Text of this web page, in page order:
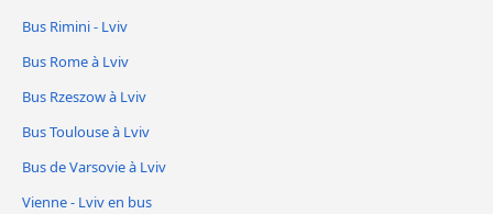
Bus Rimini - Lviv
Bus Rome à Lviv
Bus Rzeszow à Lviv
Bus Toulouse à Lviv
Bus de Varsovie à Lviv
Vienne - Lviv en bus